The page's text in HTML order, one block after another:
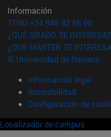
Información
TFNO +34 948 42 56 00
¿QUÉ GRADO TE INTERESA?
¿QUÉ MÁSTER TE
© Universidad de Navarra
Información legal
Accesibilidad
Configuración de
Localizador de campus